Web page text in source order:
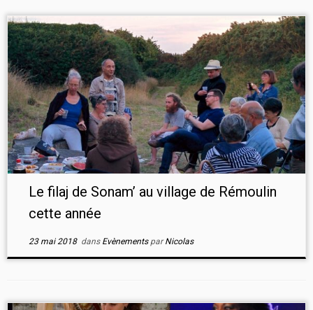
Le filaj de Sonam’ au village de Rémoulin
cette année
23 mai 2018dans Evènements parNicolas